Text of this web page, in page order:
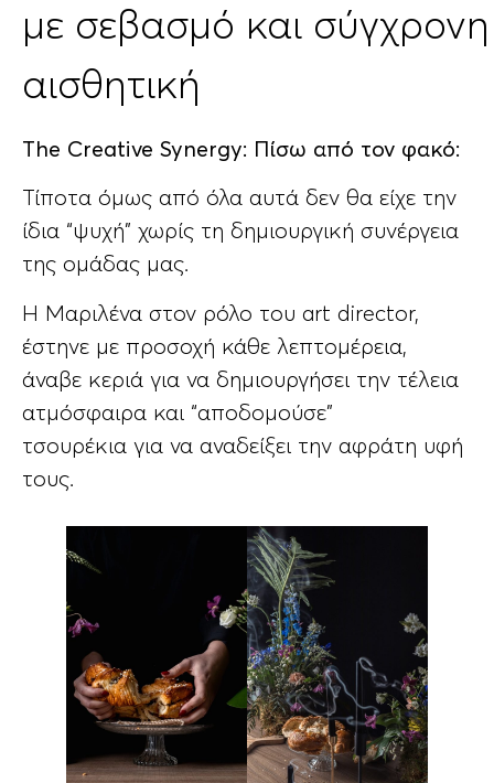
με σεβασμό και σύγχρονη
αισθητική
The Creative Synergy: Πίσω από τον φακό:
Τίποτα όμως από όλα αυτά δεν θα είχε την
ίδια “ψυχή” χωρίς τη δημιουργική συνέργεια
της ομάδας μας.
Η Μαριλένα στον ρόλο του art director,
έστηνε με προσοχή κάθε λεπτομέρεια,
άναβε κεριά για να δημιουργήσει την τέλεια
ατμόσφαιρα και “αποδομούσε”
τσουρέκια για να αναδείξει την αφράτη υφή
τους.